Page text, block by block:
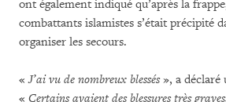
ont également indiqué qu’après la
combattants islamistes s’était précipité
organiser les secours.
«J’ai vu de nombreux blessés», a déclaré
« Certains avaient des blessures très